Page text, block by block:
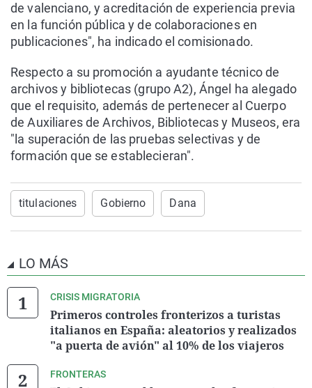
de valenciano, y acreditación de experiencia previa
en la función pública y de colaboraciones en
publicaciones", ha indicado el comisionado.
Respecto a su promoción a ayudante técnico de
archivos y bibliotecas (grupo A2), Ángel ha alegado
que el requisito, además de pertenecer al Cuerpo
de Auxiliares de Archivos, Bibliotecas y Museos, era
"la superación de las pruebas selectivas y de
formación que se establecieran".
titulaciones Gobierno Dana
LO MÁS
CRISIS MIGRATORIA
Primeros controles fronterizos a turistas
italianos en España: aleatorios y realizados
"a puerta de avión" al 10% de los viajeros
FRONTERAS